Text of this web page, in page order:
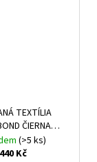
TEXTÍLIA
ČIERNA
50g
(>5 ks)
440 Kč